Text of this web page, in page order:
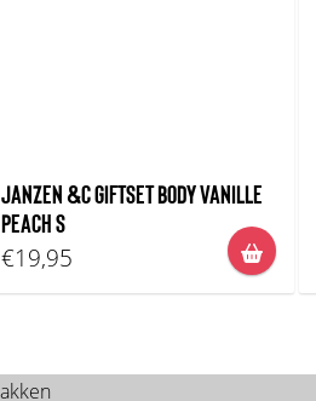
JANZEN &C GIFTSET BODY VANILLE
PEACH S
€19,95